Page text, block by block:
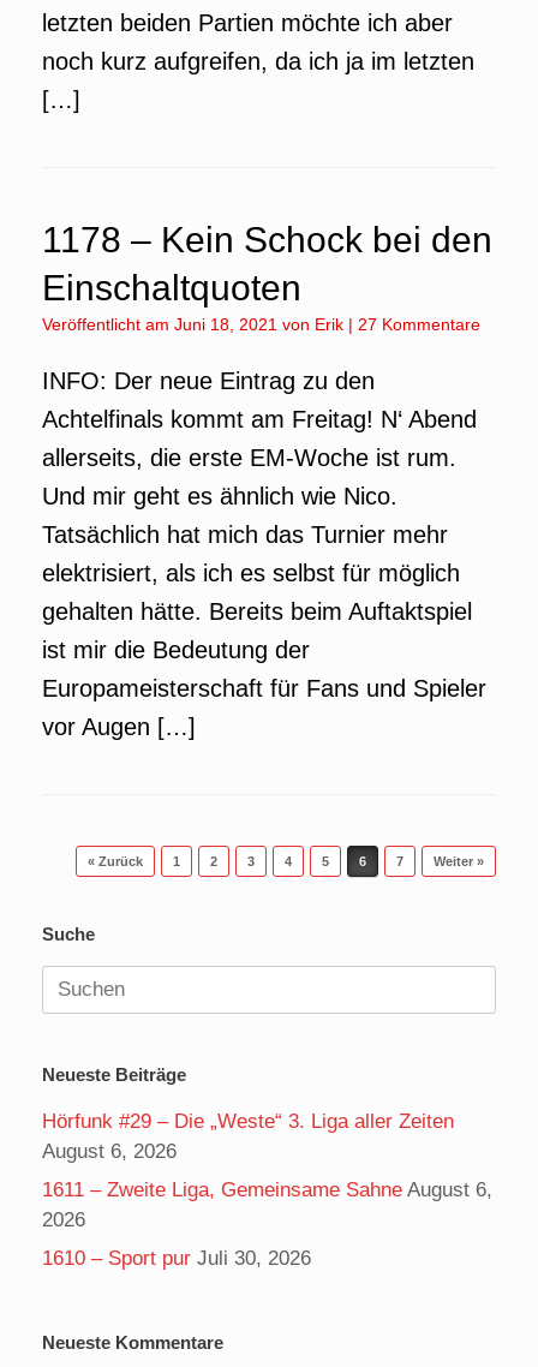
letzten beiden Partien möchte ich aber
noch kurz aufgreifen, da ich ja im letzten
[…]
1178 – Kein Schock bei den
Einschaltquoten
Veröffentlicht am Juni 18, 2021 von Erik | 27 Kommentare
INFO: Der neue Eintrag zu den
Achtelfinals kommt am Freitag! N‘ Abend
allerseits, die erste EM-Woche ist rum.
Und mir geht es ähnlich wie Nico.
Tatsächlich hat mich das Turnier mehr
elektrisiert, als ich es selbst für möglich
gehalten hätte. Bereits beim Auftaktspiel
ist mir die Bedeutung der
Europameisterschaft für Fans und Spieler
vor Augen […]
Beitragsnavigation
« Zurück 1 2 3 4 5 6 7 Weiter »
Suche
Suchen
nach:
Neueste Beiträge
Hörfunk #29 – Die „Weste“ 3. Liga aller Zeiten
August 6, 2026
1611 – Zweite Liga, Gemeinsame Sahne August 6,
2026
1610 – Sport pur Juli 30, 2026
Neueste Kommentare